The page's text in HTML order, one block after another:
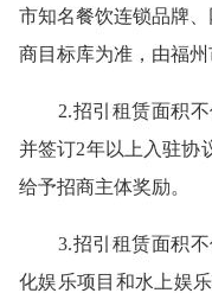
市知名餐饮连锁品牌
商目标库为准，由福州
2.招引租赁面积不
并签订2年以上入驻协
给予招商主体奖励。
3.招引租赁面积不
化娱乐项目和水上娱